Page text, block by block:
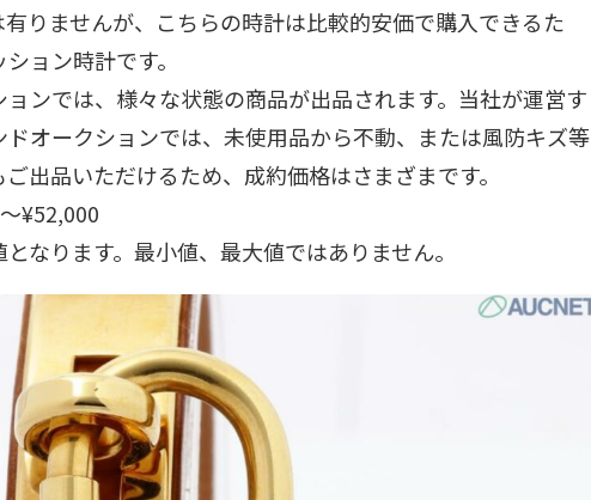
りませんが、こちらの時計は比較的安価で購入できるた
ョン時計です。
ンでは、様々な状態の商品が出品されます。当社が運営す
オークションでは、未使用品から不動、または風防キズ等
出品いただけるため、成約価格はさまざまです。
¥52,000
なります。最小値、最大値ではありません。